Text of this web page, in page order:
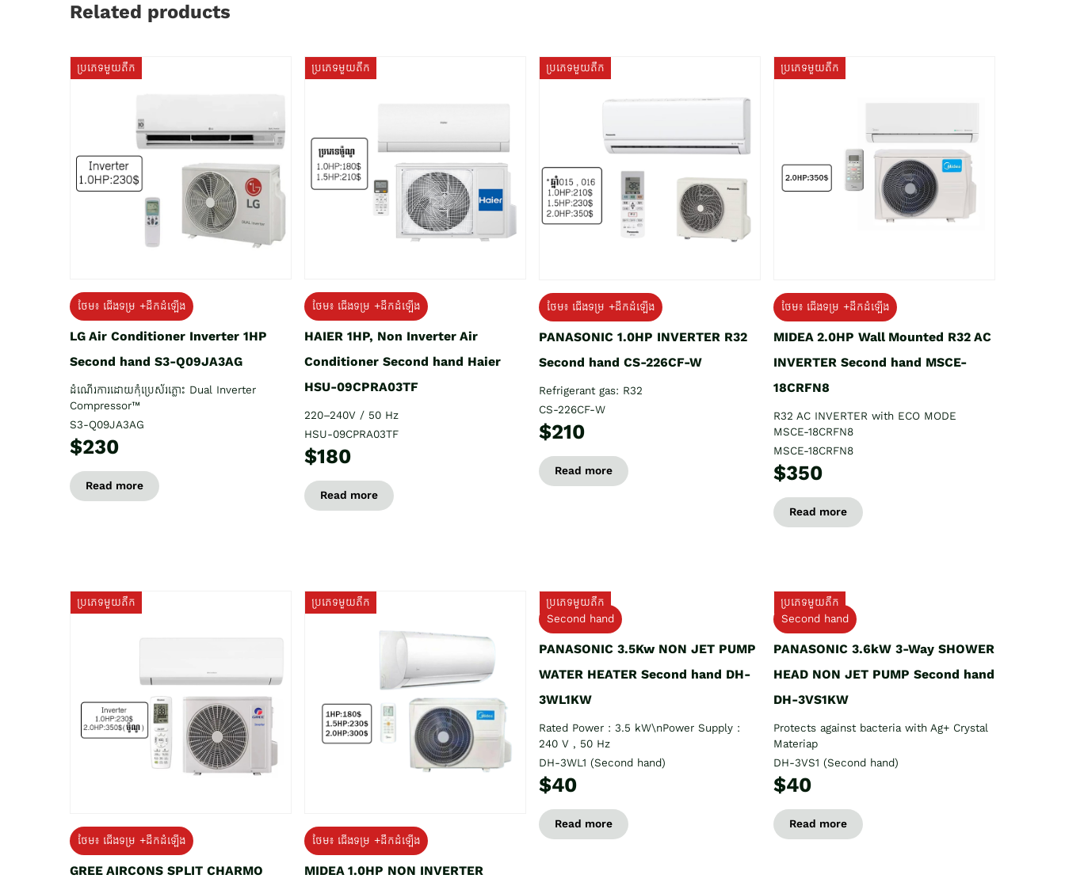
Related products
ប្រភេទមួយតឹក
ថែម៖ ជើងទម្រ +ដឹកដំឡើង
LG Air Conditioner Inverter 1HP
Second hand S3-Q09JA3AG
ដំណើរការដោយកុំប្រេស័រភ្លោះ Dual Inverter
Compressor™
S3-Q09JA3AG
$230
Read more
ប្រភេទមួយតឹក
ថែម៖ ជើងទម្រ +ដឹកដំឡើង
HAIER 1HP, Non Inverter Air
Conditioner Second hand Haier
HSU-09CPRA03TF
220–240V / 50 Hz
HSU-09CPRA03TF
$180
Read more
ប្រភេទមួយតឹក
ថែម៖ ជើងទម្រ +ដឹកដំឡើង
PANASONIC 1.0HP INVERTER R32
Second hand CS-226CF-W
Refrigerant gas: R32
CS-226CF-W
$210
Read more
ប្រភេទមួយតឹក
ថែម៖ ជើងទម្រ +ដឹកដំឡើង
MIDEA 2.0HP Wall Mounted R32 AC
INVERTER Second hand MSCE-
18CRFN8
R32 AC INVERTER with ECO MODE
MSCE-18CRFN8
MSCE-18CRFN8
$350
Read more
ប្រភេទមួយតឹក
ថែម៖ ជើងទម្រ +ដឹកដំឡើង
GREE AIRCONS SPLIT CHARMO
ប្រភេទមួយតឹក
ថែម៖ ជើងទម្រ +ដឹកដំឡើង
MIDEA 1.0HP NON INVERTER
ប្រភេទមួយតឹក
Second hand
PANASONIC 3.5Kw NON JET PUMP
WATER HEATER Second hand DH-
3WL1KW
Rated Power : 3.5 kW\nPower Supply :
240 V , 50 Hz
DH-3WL1 (Second hand)
$40
Read more
ប្រភេទមួយតឹក
Second hand
PANASONIC 3.6kW 3-Way SHOWER
HEAD NON JET PUMP Second hand
DH-3VS1KW
Protects against bacteria with Ag+ Crystal
Materiap
DH-3VS1 (Second hand)
$40
Read more